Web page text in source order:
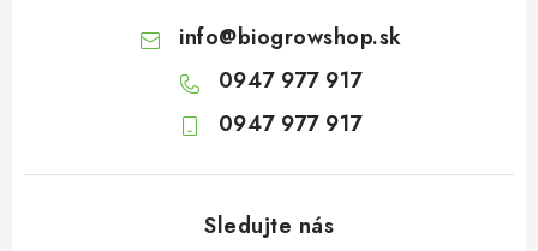
info@biogrowshop.sk
0947 977 917
0947 977 917